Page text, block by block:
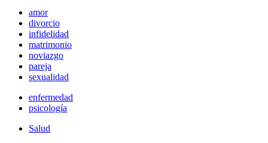
amor
divorcio
infidelidad
matrimonio
noviazgo
pareja
sexualidad
enfermedad
psicología
Salud